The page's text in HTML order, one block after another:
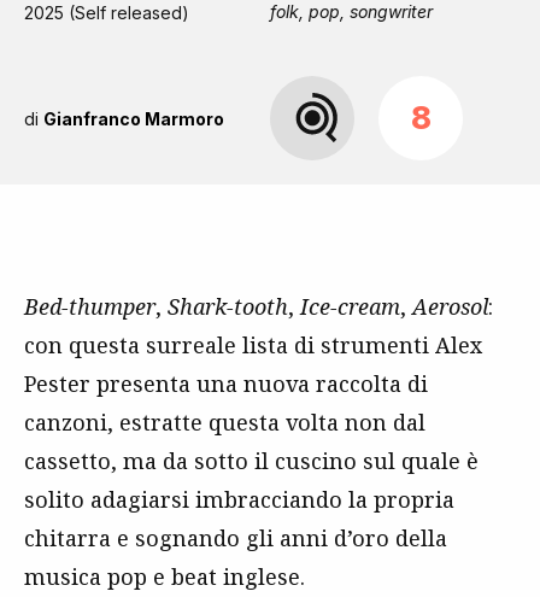
2025 (Self released) folk, pop, songwriter
di Gianfranco Marmoro 8
Bed-thumper, Shark-tooth,Ice-cream,Aerosol:
con questa surreale lista di strumenti Alex
Pester presenta una nuova raccolta di
canzoni, estratte questa volta non dal
cassetto, ma da sotto il cuscino sul quale è
solito adagiarsi imbracciando la propria
chitarra e sognando gli anni d’oro della
musica pop e beat inglese.